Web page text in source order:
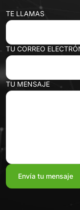
TE LLAMAS
TU CORREO
TU MENSAJE